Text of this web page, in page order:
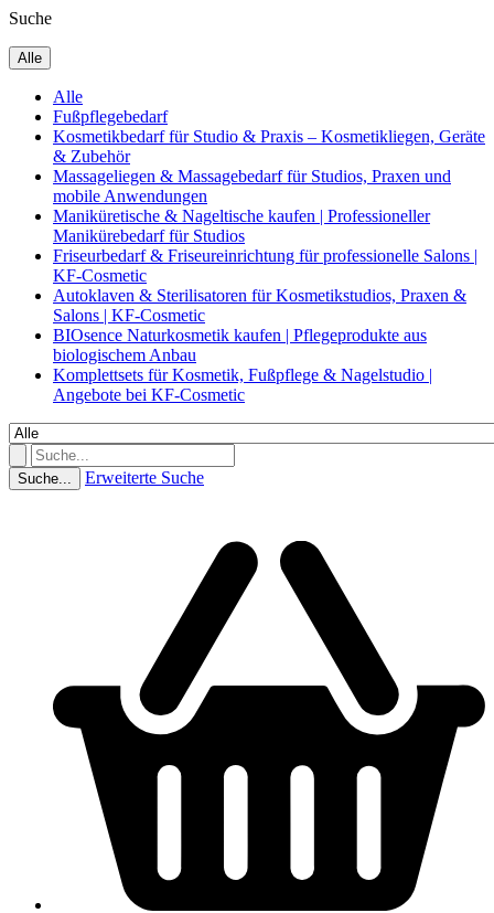
Suche
Alle
Alle
Fußpflegebedarf
Kosmetikbedarf für Studio & Praxis – Kosmetikliegen, Geräte
& Zubehör
Massageliegen & Massagebedarf für Studios, Praxen und
mobile Anwendungen
Maniküretische & Nageltische kaufen | Professioneller
Manikürebedarf für Studios
Friseurbedarf & Friseureinrichtung für professionelle Salons |
KF-Cosmetic
Autoklaven & Sterilisatoren für Kosmetikstudios, Praxen &
Salons | KF-Cosmetic
BIOsence Naturkosmetik kaufen | Pflegeprodukte aus
biologischem Anbau
Komplettsets für Kosmetik, Fußpflege & Nagelstudio |
Angebote bei KF-Cosmetic
Suche... Erweiterte Suche